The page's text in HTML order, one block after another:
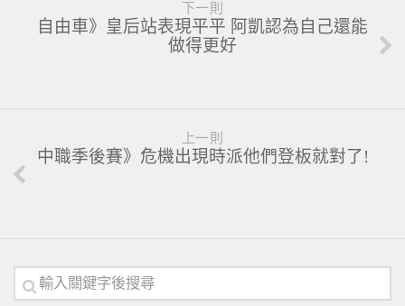
下一則
自由車》皇后站表現平平 阿凱認為自己還能
做得更好
上一則
中職季後賽》危機出現時派他們登板就對了!